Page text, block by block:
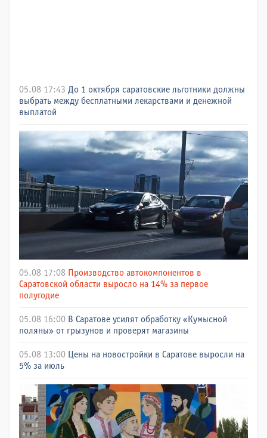
05.08 17:43 До 1 октября саратовские льготники должны
выбрать между бесплатными лекарствами и денежной
выплатой
05.08 17:08 Производство автокомпонентов в
Саратовской области выросло на 14% за первое
полугодие
05.08 16:00 В Саратове усилят обработку «Кумысной
поляны» от грызунов и проверят магазины
05.08 13:00 Цены на новостройки в Саратове выросли на
5% за июль